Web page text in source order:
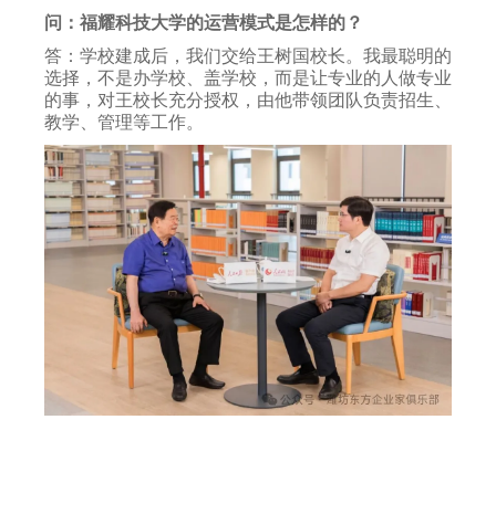
问：福耀科技大学的运营模式是怎样的？
答：学校建成后，我们交给王树国校长。我最聪明的
选择，不是办学校、盖学校，而是让专业的人做专业
的事，对王校长充分授权，由他带领团队负责招生、
教学、管理等工作。